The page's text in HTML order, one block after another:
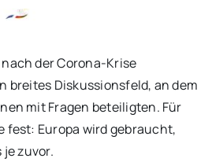
der Corona-Krise
breites Diskussionsfeld, an dem
mit Fragen beteiligten. Für
fest: Europa wird gebraucht,
zuvor.